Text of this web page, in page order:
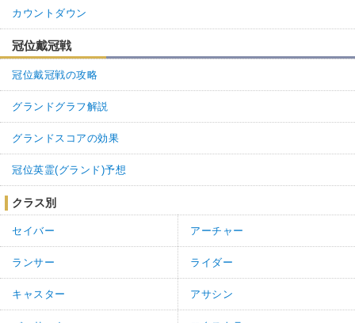
返信 (0)
カウントダウン
冠位戴冠戦
冠位戴冠戦の攻略
グランドグラフ解説
グランドスコアの効果
冠位英霊(グランド)予想
クラス別
セイバー アーチャー
ランサー ライダー
キャスター アサシン